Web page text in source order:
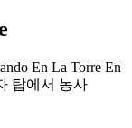
En La Torre En
탑에서 농사